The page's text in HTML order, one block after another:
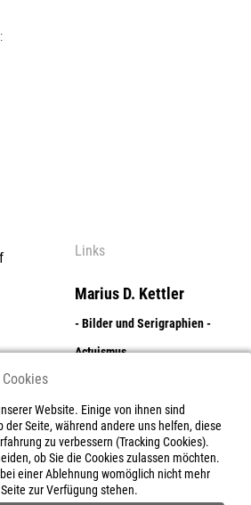
|
|
Links
Marius D. Kettler
- Bilder und Serigraphien -
Actuismus
- Digitale Photographie -
Objektboxen - Skulpturen -
Reliefe
Website. Einige von ihnen sind
der Seite, während andere uns helfen, diese
zu verbessern (Tracking Cookies).
ob Sie die Cookies zulassen möchten.
einer Ablehnung womöglich nicht mehr
zur Verfügung stehen.